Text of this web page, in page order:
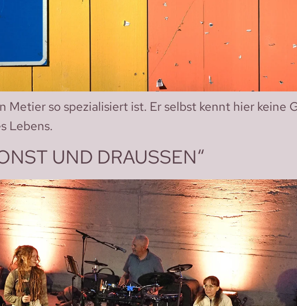
Metier so spezialisiert ist. Er selbst kennt hier keine
Lebens.
UND DRAUSSEN“